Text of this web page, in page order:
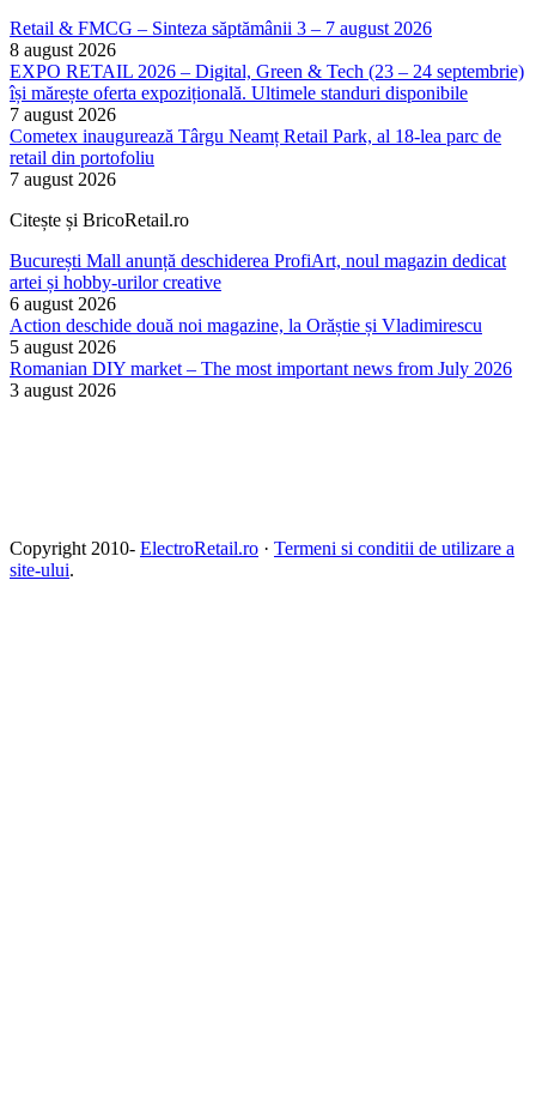
Retail & FMCG – Sinteza săptămânii 3 – 7 august 2026
8 august 2026
EXPO RETAIL 2026 – Digital, Green & Tech (23 – 24 septembrie)
își mărește oferta expozițională. Ultimele standuri disponibile
7 august 2026
Cometex inaugurează Târgu Neamț Retail Park, al 18-lea parc de
retail din portofoliu
7 august 2026
Citește și BricoRetail.ro
București Mall anunță deschiderea ProfiArt, noul magazin dedicat
artei și hobby-urilor creative
6 august 2026
Action deschide două noi magazine, la Orăștie și Vladimirescu
5 august 2026
Romanian DIY market – The most important news from July 2026
3 august 2026
Copyright 2010- ElectroRetail.ro · Termeni si conditii de utilizare a
site-ului.